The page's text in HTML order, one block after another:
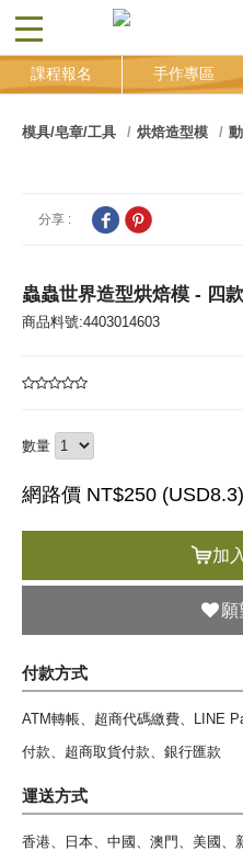
CLOSE
課程報名 手作專區
模具/皂章/工具 烘焙造型模
分享 :
蟲蟲世界造型烘焙模 - 四
商品料號:4403014603
數量
網路價 NT$250 (USD8.3)
加
願
付款方式
ATM轉帳、超商代碼繳費、LINE
付款、超商取貨付款、銀行匯款
運送方式
香港、日本、中國、澳門、美國、